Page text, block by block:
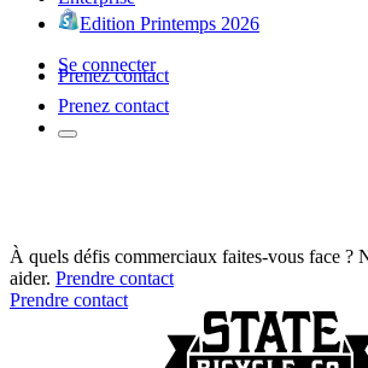
Edition Printemps 2026
Se connecter
Prenez contact
Prenez contact
À quels défis commerciaux faites-vous face ?
aider. Prendre contact
Prendre contact